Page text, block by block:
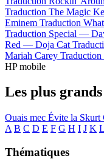
Traduction The Magic
Eminem Traduction
Traduction Special —
Red — Doja Cat
Mariah Carey
HP mobile
Les plus grands
Ouais mec Évite la Skurt
A B C D E F G H I J K L
Thématiques